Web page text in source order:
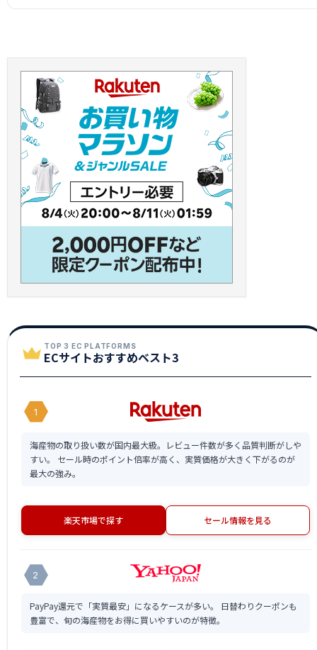
TOP 3 EC PLATFORMS
ECサイトおすすめベスト3
1
海産物の取り扱い数が国内最大級。レビュー件数が多く品質判断がしや
すい。 セール時のポイント倍率が高く、実質価格が大きく下がるのが
最大の強み。
楽天市場で探す セール情報を見る
2
PayPay還元で「実質最安」になるケースが多い。 日替わりクーポンも
豊富で、旬の海産物をお得に買いやすいのが特徴。